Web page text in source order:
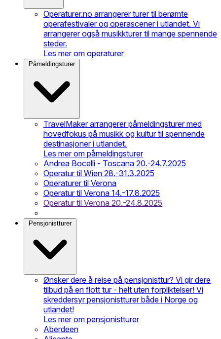
Operaturer.no arrangerer turer til berømte
operafestivaler og operascener i utlandet. Vi
arrangerer også musikkturer til mange spennende
steder.
Les mer om operaturer
Påmeldingsturer
TravelMaker arrangerer påmeldingsturer med
hovedfokus på musikk og kultur til spennende
destinasjoner i utlandet.
Les mer om påmeldingsturer
Andrea Bocelli - Toscana 20.-24.7.2025
Operatur til Wien 28.-31.3.2025
Operaturer til Verona
Operatur til Verona 14.-17.8.2025
Operatur til Verona 20.-24.8.2025
Pensjonistturer
Ønsker dere å reise på pensjonisttur? Vi gir dere
tilbud på en flott tur - helt uten forpliktelser! Vi
skreddersyr pensjonistturer både i Norge og
utlandet!
Les mer om pensjonistturer
Aberdeen